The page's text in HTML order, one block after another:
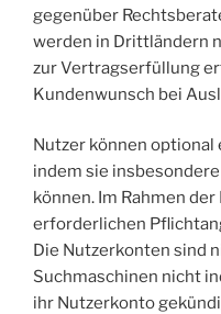
gegenüber
werden in Drittländern
zur Vertragserfüllung
Kundenwunsch bei
Nutzer können optional
indem sie
können. Im Rahmen
erforderlichen
Die Nutzerkonten sind
Suchmaschinen nicht
ihr Nutzerkonto